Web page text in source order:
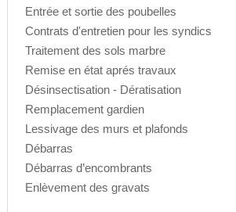
Entrée et sortie des poubelles
Contrats d'entretien pour les syndics
Traitement des sols marbre
Remise en état aprés travaux
Désinsectisation - Dératisation
Remplacement gardien
Lessivage des murs et plafonds
Débarras
Débarras d’encombrants
Enlèvement des gravats